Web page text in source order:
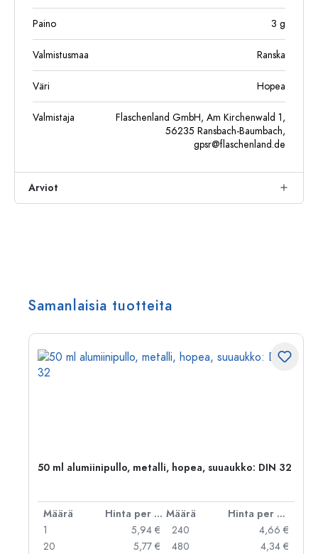
Paino 3 g
Valmistusmaa Ranska
Väri Hopea
Valmistaja
Flaschenland GmbH, Am Kirchenwald 1,
56235 Ransbach-Baumbach,
gpsr@flaschenland.de
Arviot
Samanlaisia tuotteita
50 ml alumiinipullo, metalli, hopea, suuaukko: DIN 32
Määrä Hinta per kpl Määrä
Hinta per kpl
1
5,94 €
20
5,77 €
240
4,66 €
480
4,34 €